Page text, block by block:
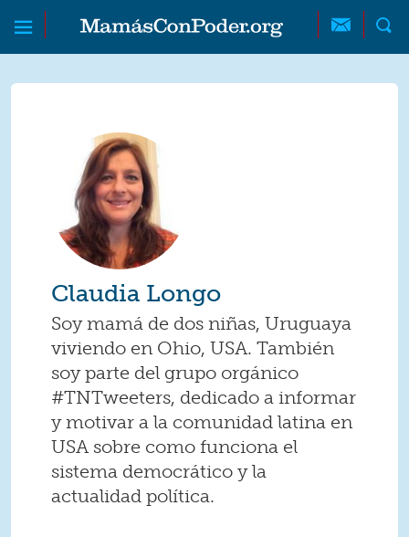
Skip to main content
Skip to main content
MamásConPoder
Claudia Longo
Soy mamá de dos niñas, Uruguaya
viviendo en Ohio, USA. También
soy parte del grupo orgánico
#TNTweeters, dedicado a informar
y motivar a la comunidad latina en
USA sobre como funciona el
sistema democrático y la
actualidad política.